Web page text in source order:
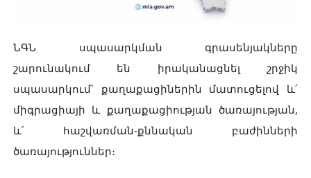
ՆԳՆ սպասարկման գրասենյակները
շարունակում են իրականացնել շրջիկ
սպասարկում՝ քաղաքացիներին մատուցելով և՛
միգրացիայի և քաղաքացիության ծառայության,
և՛ հաշվառման-քննական բաժինների
ծառայություններ։